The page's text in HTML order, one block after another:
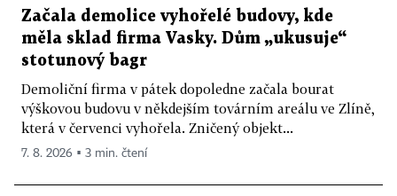
Začala demolice vyhořelé budovy, kde
měla sklad firma Vasky. Dům „ukusuje“
stotunový bagr
Demoliční firma v pátek dopoledne začala bourat
výškovou budovu v někdejším továrním areálu ve Zlíně,
která v červenci vyhořela. Zničený objekt...
7. 8. 2026 ▪ 3 min. čtení